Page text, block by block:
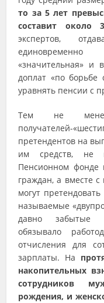
то за 5 лет
составит около
экспертов,
«значительная» и
доплат «по борьбе
уравнять пенсии с
Тем не менее
получателей-
претендентов на
им средств, не
Пенсионном фонде
граждан, а вместе
могут
называемые
давно забытые
обязывало
отчисления для
зарплаты. На
накопительных
сотрудников
рождения, и